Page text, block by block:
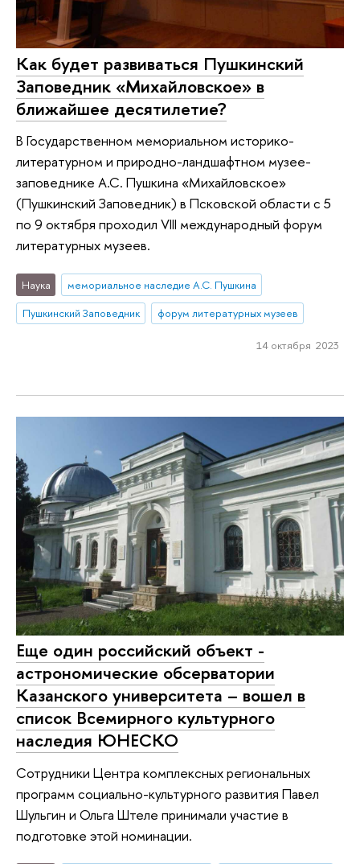
Как будет развиваться Пушкинский
Заповедник «Михайловское» в
ближайшее десятилетие?
В Государственном мемориальном историко-
литературном и природно-ландшафтном музее-
заповеднике А.С. Пушкина «Михайловское»
(Пушкинский Заповедник) в Псковской области c 5
по 9 октября проходил VIII международный форум
литературных музеев.
Наука
мемориальное наследие А.С. Пушкина
Пушкинский Заповедник
форум литературных музеев
14 октября 2023
Еще один российский объект -
астрономические обсерватории
Казанского университета – вошел в
список Всемирного культурного
наследия ЮНЕСКО
Сотрудники Центра комплексных региональных
программ социально-культурного развития Павел
Шульгин и Ольга Штеле принимали участие в
подготовке этой номинации.